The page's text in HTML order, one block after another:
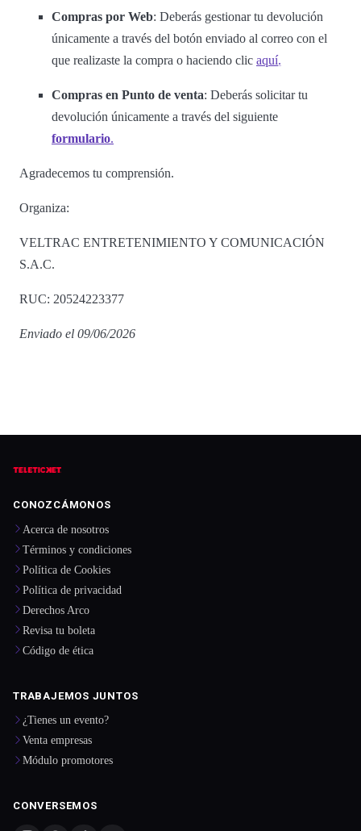
Compras por Web: Deberás gestionar tu devolución
únicamente a través del botón enviado al correo con el
que realizaste la compra o haciendo clic aquí.
Compras en Punto de venta: Deberás solicitar tu
devolución únicamente a través del siguiente
formulario.
Agradecemos tu comprensión.
Organiza:
VELTRAC ENTRETENIMIENTO Y COMUNICACIÓN
S.A.C.
RUC: 20524223377
Enviado el 09/06/2026
CONOZCÁMONOS
Acerca de nosotros
Términos y condiciones
Política de Cookies
Política de privacidad
Derechos Arco
Revisa tu boleta
Código de ética
TRABAJEMOS JUNTOS
¿Tienes un evento?
Venta empresas
Módulo promotores
CONVERSEMOS